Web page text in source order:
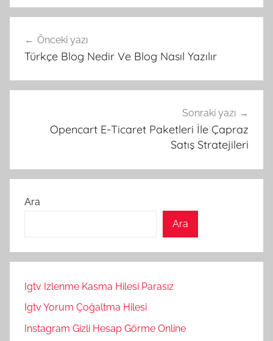
gezinmesi
Önceki yazı
Türkçe Blog Nedir Ve Blog Nasıl Yazılır
Sonraki yazı
Opencart E-Ticaret Paketleri İle Çapraz
Satış Stratejileri
Ara
Ara
Igtv Izlenme Kasma Hilesi Parasız
Igtv Yorum Çoğaltma Hilesi
Instagram Gizli Hesap Görme Online